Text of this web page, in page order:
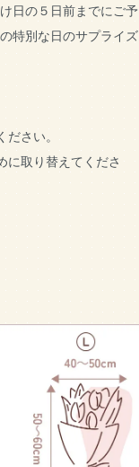
日の５日前までにご予
特別な日のサプライズ
さい。
に取り替えてくださ